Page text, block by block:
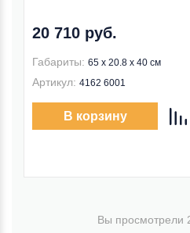
20 710 руб.
Габариты: 65 x 20.8 x 40 см
Артикул: 4162 6001
В корзину
Вы просмотрели